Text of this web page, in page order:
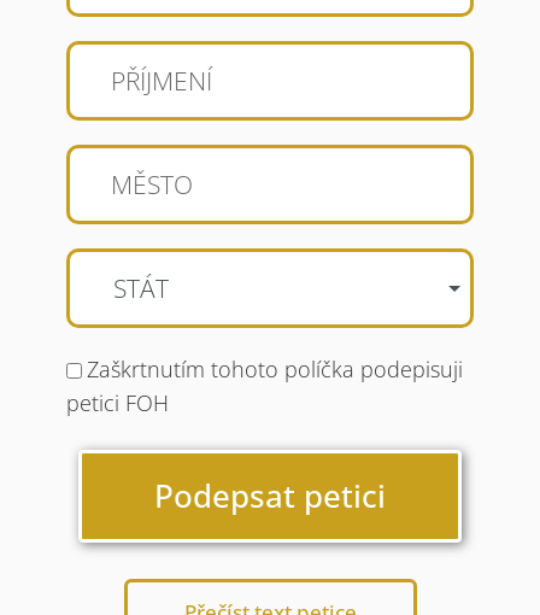
STÁT
Zaškrtnutím tohoto políčka podepisuji
petici FOH
Podepsat petici